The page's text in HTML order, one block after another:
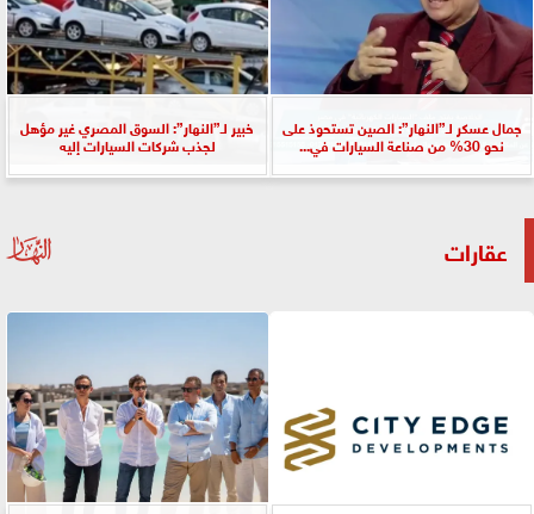
جمال عسكر لـ”النهار”: الصين تستحوذ على
نحو 30% من صناعة السيارات في...
خبير لـ”النهار”: السوق المصري غير مؤهل
لجذب شركات السيارات إليه
عقارات